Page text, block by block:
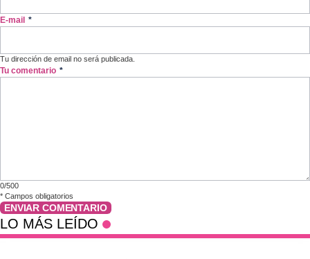
E-mail *
Tu dirección de email no será publicada.
Tu comentario *
0/500
* Campos obligatorios
ENVIAR COMENTARIO
LO MÁS LEÍDO